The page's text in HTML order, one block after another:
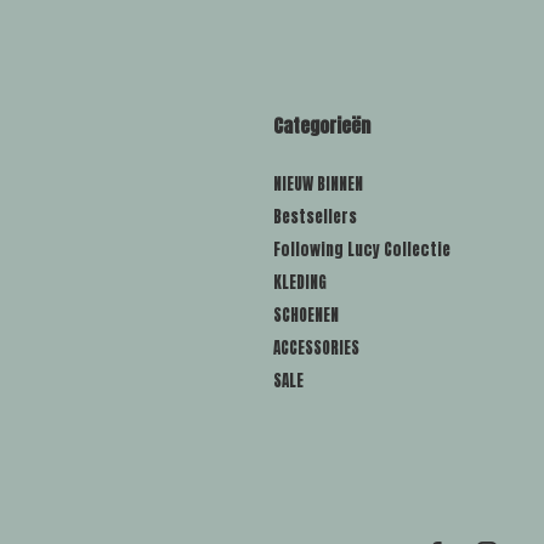
Categorieën
NIEUW BINNEN
Bestsellers
Following Lucy Collectie
KLEDING
SCHOENEN
ACCESSORIES
SALE